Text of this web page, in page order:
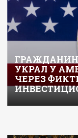
УКРАЛ У
ЧЕРЕЗ